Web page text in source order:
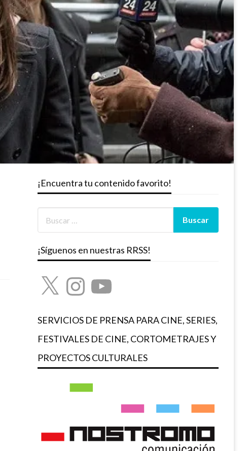
¡Encuentra tu contenido favorito!
¡Síguenos en nuestras RRSS!
X InstagramYouTube
SERVICIOS DE PRENSA PARA CINE, SERIES,
FESTIVALES DE CINE, CORTOMETRAJES Y
PROYECTOS CULTURALES